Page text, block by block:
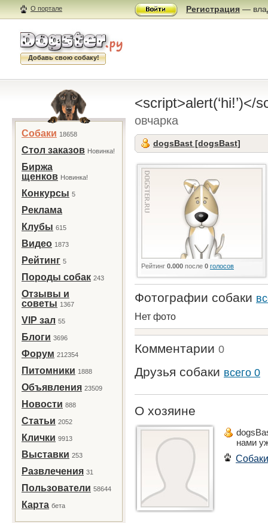
О портале Регистрация —
Добавь свою собаку!
Собаки 18658
Стол заказов Новинка!
Биржа
щенков Новинка!
Конкурсы 5
Реклама
Клубы 615
Видео 1873
Рейтинг 5
Породы собак 243
Отзывы и
советы 1367
VIP зал 55
Блоги 3696
Форум 212354
Питомники 1888
Объявления 23509
Новости 888
Статьи 2052
Клички 9913
Выставки 253
Развлечения 31
Пользователи 58644
Карта бета
<script>alert(‘hi!’)</
овчарка
dogsBast [dogsBast]
Рейтинг 0.000 после 0 голосов
Фотографии собаки
Нет фото
Комментарии 0
Друзья собаки всего 0
О хозяине
нами
Собаки